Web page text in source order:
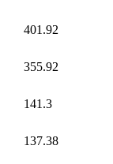
401.92
355.92
141.3
137.38